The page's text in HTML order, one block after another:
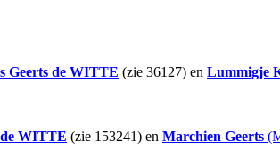
Geerts de WITTE (zie 36127) en Lummigje
de WITTE (zie 153241) en Marchien Geerts